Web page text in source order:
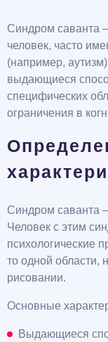
Синдром саванта
человек, часто
(например,
выдающиеся
специфических
ограничения в
Синдром саванта
Человек с этим
психологические
то одной области,
рисовании.
Основные
Выдающиеся